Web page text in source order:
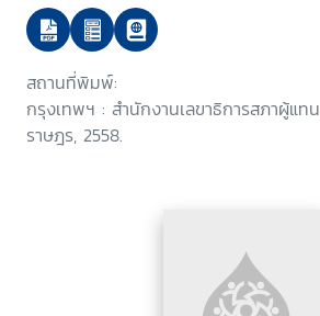
ทะเลและชายฝั่ง
สถานที่พิมพ์:
กรุงเทพฯ : สำนักงานเลขาธิการสภาผู้แทน
ราษฎร, 2558.